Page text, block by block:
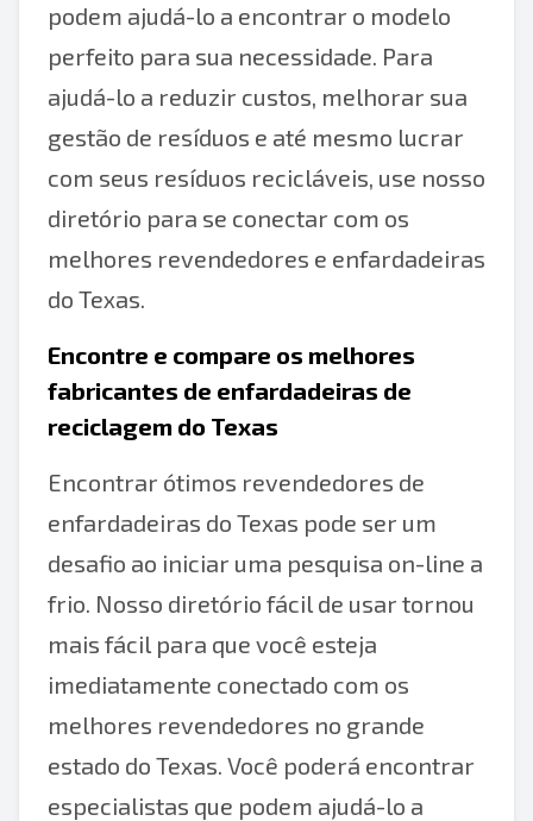
podem ajudá-lo a encontrar o modelo
perfeito para sua necessidade. Para
ajudá-lo a reduzir custos, melhorar sua
gestão de resíduos e até mesmo lucrar
com seus resíduos recicláveis, use nosso
diretório para se conectar com os
melhores revendedores e enfardadeiras
do Texas.
Encontre e compare os melhores
fabricantes de enfardadeiras de
reciclagem do Texas
Encontrar ótimos revendedores de
enfardadeiras do Texas pode ser um
desafio ao iniciar uma pesquisa on-line a
frio. Nosso diretório fácil de usar tornou
mais fácil para que você esteja
imediatamente conectado com os
melhores revendedores no grande
estado do Texas. Você poderá encontrar
especialistas que podem ajudá-lo a